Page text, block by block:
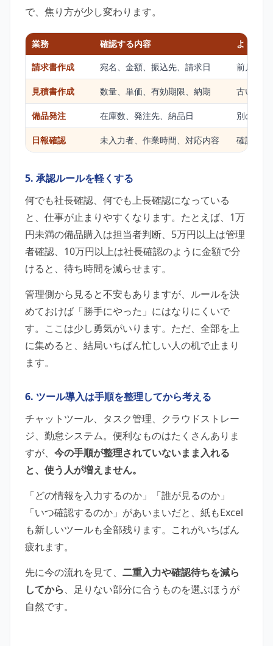
で、焦り方が少し変わります。
業務 確認する内容
よくある
請求書作成
宛名、金額、振込先、請求日 前月分
見積書作成 数量、単価、有効期限、納期 古い単
備品発注 在庫数、発注先、納品日 別の人
日報確認 未入力者、作業時間、対応内容 確認者
5. 承認ルールを軽くする
何でも社長確認、何でも上長確認になっている
と、仕事が止まりやすくなります。たとえば、1万
円未満の備品購入は担当者判断、5万円以上は管理
者確認、10万円以上は社長確認のように金額で分
けると、待ち時間を減らせます。
管理側から見ると不安もありますが、ルールを決
めておけば「勝手にやった」にはなりにくいで
す。ここは少し勇気がいります。ただ、全部を上
に集めると、結局いちばん忙しい人の机で止まり
ます。
6. ツール導入は手順を整理してから考える
チャットツール、タスク管理、クラウドストレー
ジ、勤怠システム。便利なものはたくさんありま
すが、 今の手順が整理されていないまま入れる
と、使う人が増えません。
「どの情報を入力するのか」「誰が見るのか」
「いつ確認するのか」があいまいだと、紙もExcel
も新しいツールも全部残ります。これがいちばん
疲れます。
先に今の流れを見て、 二重入力や確認待ちを減ら
してから、足りない部分に合うものを選ぶほうが
自然です。